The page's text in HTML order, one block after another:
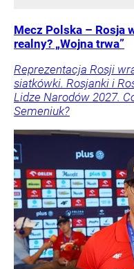
Mecz Polska – Rosja
realny? „Wojna trwa”
Reprezentacja Rosji
siatkówki. Rosjanki i
Lidze Narodów 2027.
Semeniuk?